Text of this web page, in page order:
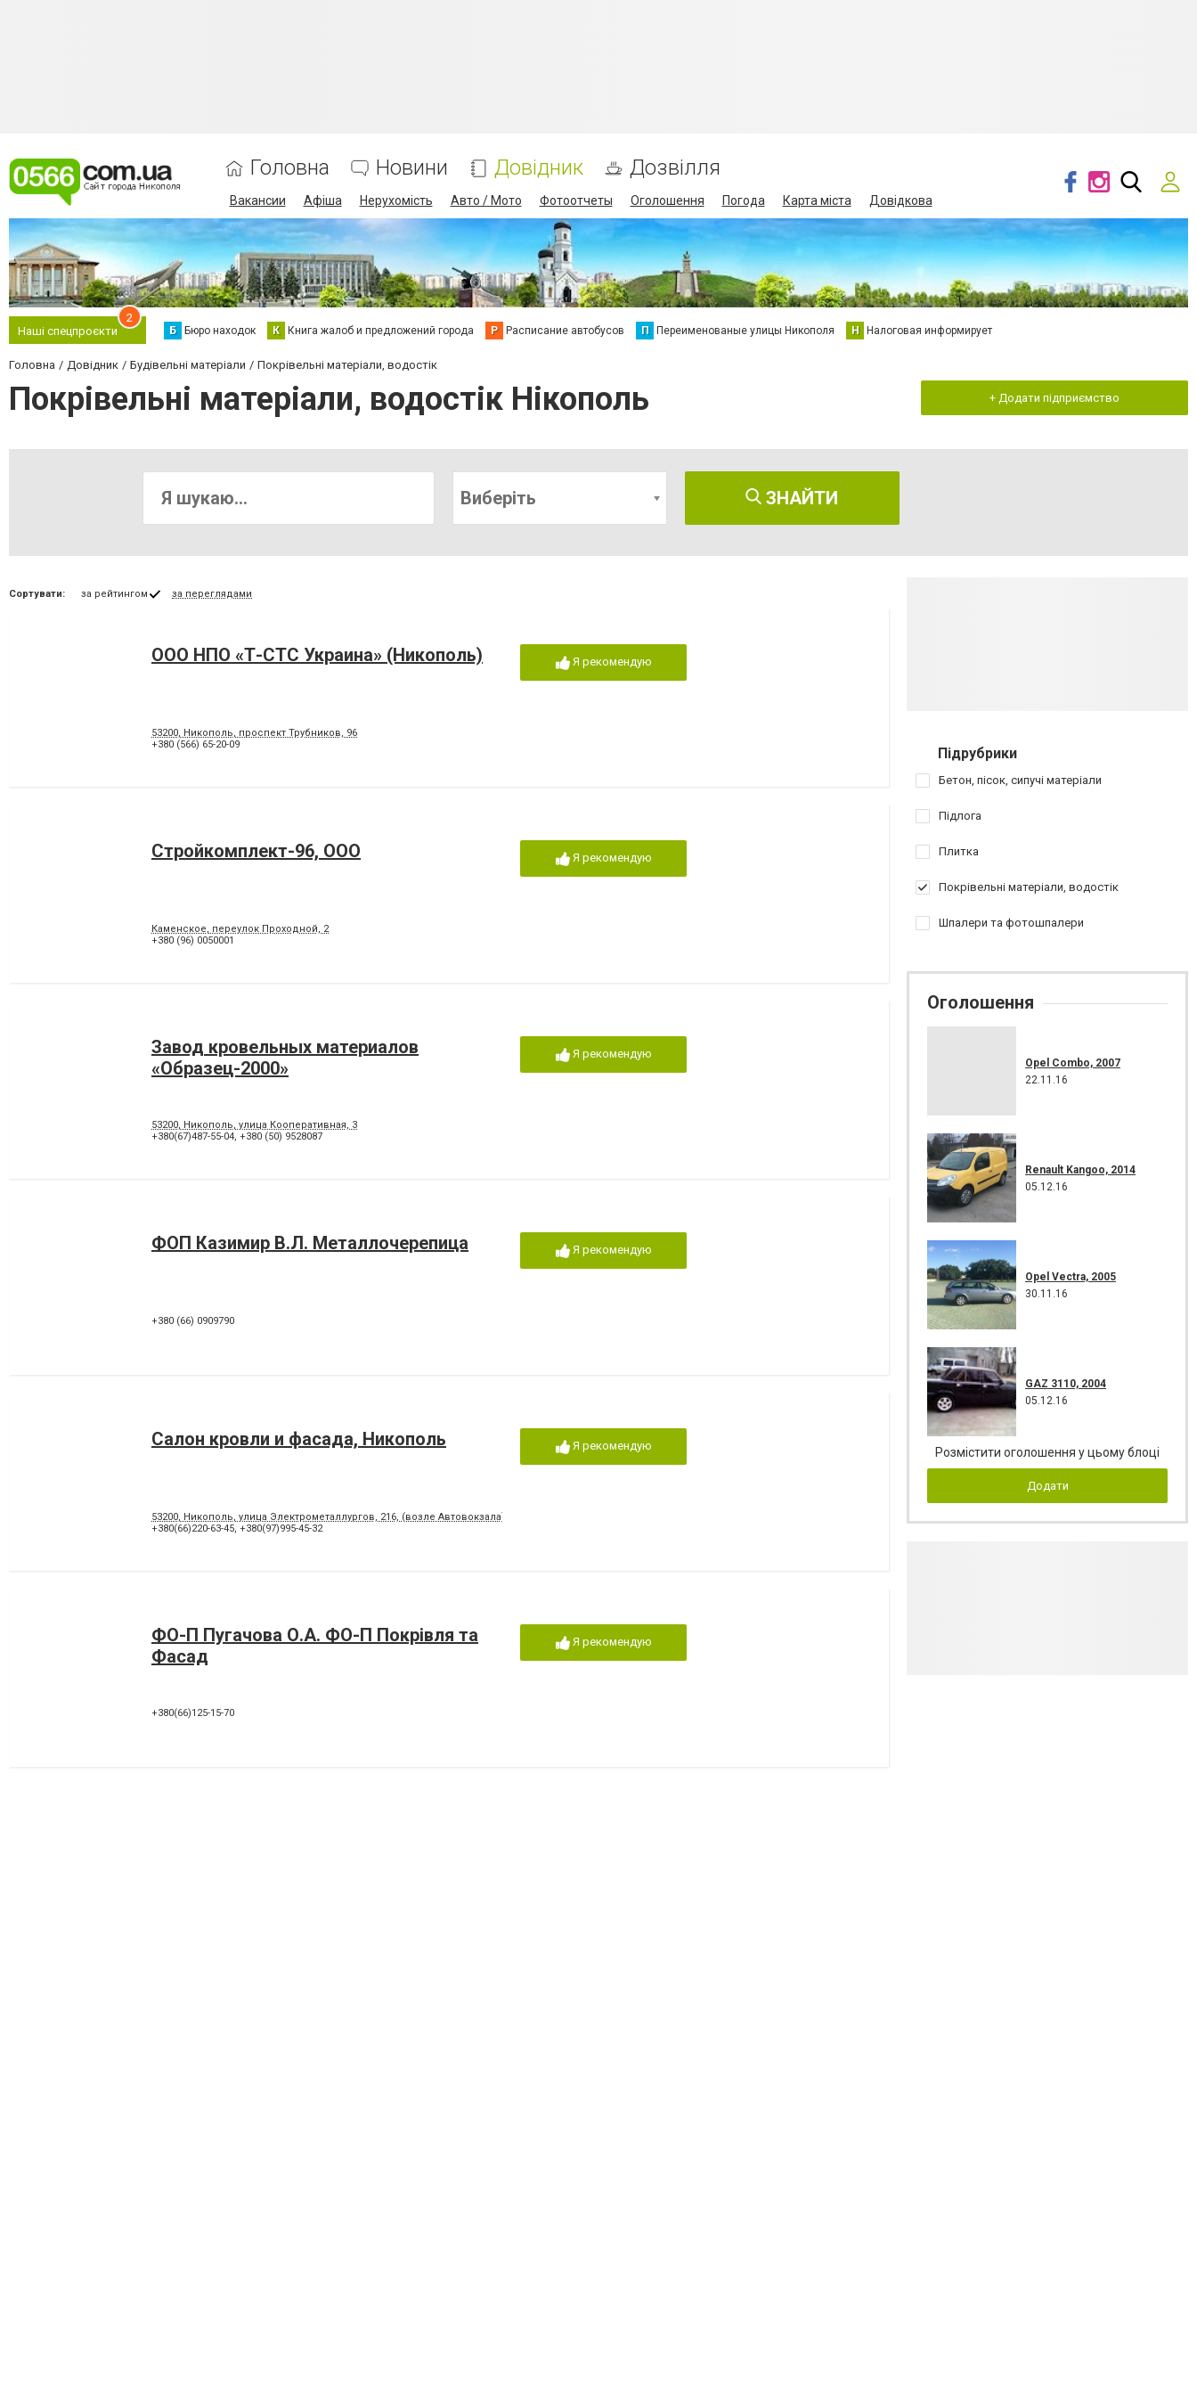
Головна Новини Довідник Дозвілля
Вакансии Афіша Нерухомість Авто / Мото Фотоотчеты Оголошення Погода Карта міста Довідкова
Наші спецпроєкти
2
Б Бюро находок К Книга жалоб и предложений города Р Расписание автобусов П Переименованые улицы Никополя Н Налоговая информирует
Головна Довідник Будівельні матеріали Покрівельні матеріали, водостік
Покрівельні матеріали, водостік Нікополь + Додати підприємство
Виберіть ЗНАЙТИ
Сортувати: за рейтингом за переглядами
ООО НПО «Т-СТС Украина» (Никополь)
53200, Никополь, проспект Трубников, 96
+380 (566) 65-20-09
Я рекомендую
Стройкомплект-96, ООО
Каменское, переулок Проходной, 2
+380 (96) 0050001
Я рекомендую
Завод кровельных материалов
«Образец-2000»
53200, Никополь, улица Кооперативная, 3
+380(67)487-55-04, +380 (50) 9528087
Я рекомендую
ФОП Казимир В.Л. Металлочерепица
+380 (66) 0909790
Я рекомендую
Салон кровли и фасада, Никополь
53200, Никополь, улица Электрометаллургов, 216, (возле Автовокзала)
+380(66)220-63-45, +380(97)995-45-32
Я рекомендую
ФО-П Пугачова О.А. ФО-П Покрівля та
Фасад
+380(66)125-15-70
Я рекомендую
Підрубрики
Бетон, пісок, сипучі матеріали
Підлога
Плитка
Покрівельні матеріали, водостік
Шпалери та фотошпалери
Оголошення
Opel Combo, 2007
22.11.16
Renault Kangoo, 2014
05.12.16
Opel Vectra, 2005
30.11.16
GAZ 3110, 2004
05.12.16
Розмістити оголошення у цьому блоці
Додати